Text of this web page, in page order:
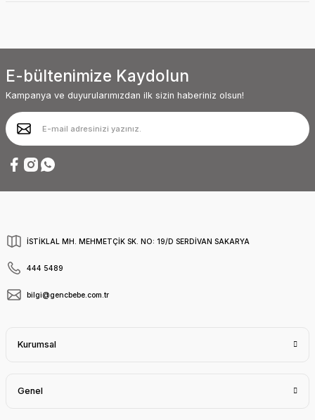
E-bültenimize Kaydolun
Kampanya ve duyurularımızdan ilk sizin haberiniz olsun!
İSTİKLAL MH. MEHMETÇİK SK. NO: 19/D SERDİVAN SAKARYA
444 5489
bilgi@gencbebe.com.tr
Kurumsal
Genel